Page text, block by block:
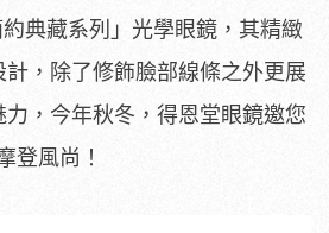
約典藏系列」光學眼鏡，其精緻
， 除了修飾臉部線條之外更展
，今年秋冬， 得恩堂眼鏡邀您
登風尚！